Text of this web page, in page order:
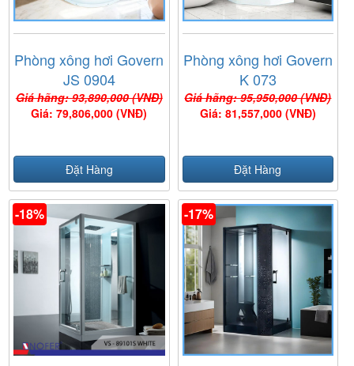
Phòng xông hơi Govern
JS 0904
Giá hãng: 93,890,000 (VNĐ)
Giá: 79,806,000 (VNĐ)
Đặt Hàng
Phòng xông hơi Govern
K 073
Giá hãng: 95,950,000 (VNĐ)
Giá: 81,557,000 (VNĐ)
Đặt Hàng
-18% -17%